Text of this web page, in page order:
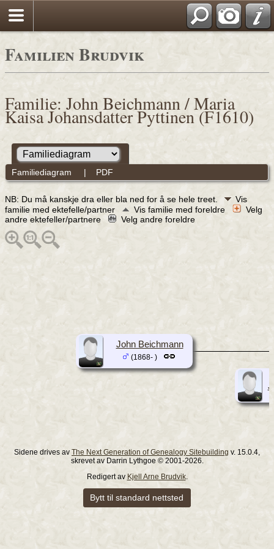
Familien Brudvik
Familie: John Beichmann / Maria
Kaisa Johansdatter Pyttinen (F1610)
Familiediagram | PDF
NB: Du må kanskje dra eller bla ned for å se hele treet.
Vis
familie med ektefelle/partner
Vis familie med foreldre
Velg
andre ektefeller/partnere
Velg andre foreldre
John Beichmann
(1868- )
Sidene drives av The Next Generation of Genealogy Sitebuilding v. 15.0.4,
skrevet av Darrin Lythgoe © 2001-2026.
Redigert av Kjell Arne Brudvik.
Bytt til standard nettsted